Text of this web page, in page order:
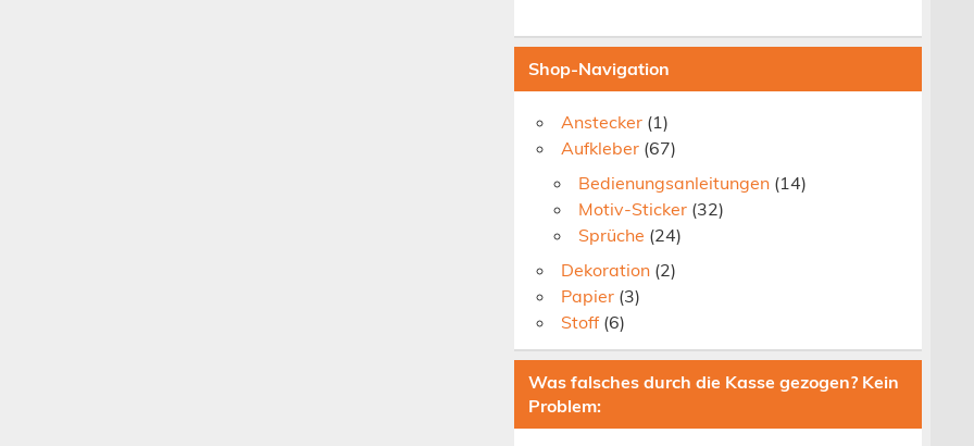
Shop-Navigation
Anstecker (1)
Aufkleber (67)
Bedienungsanleitungen (14)
Motiv-Sticker (32)
Sprüche (24)
Dekoration (2)
Papier (3)
Stoff (6)
Was falsches durch die Kasse gezogen? Kein
Problem: